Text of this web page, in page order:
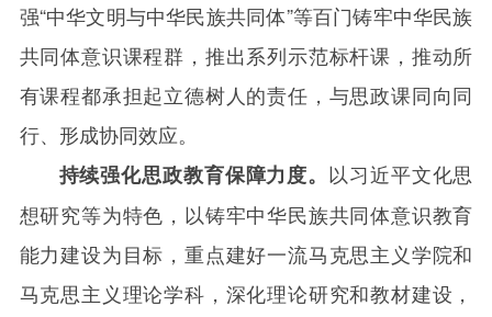
强“中华文明与中华民族共同体”等百门铸牢中华民族
共同体意识课程群，推出系列示范标杆课，推动所
有课程都承担起立德树人的责任，与思政课同向同
行、形成协同效应。
持续强化思政教育保障力度。 以习近平文化思
想研究等为特色，以铸牢中华民族共同体意识教育
能力建设为目标，重点建好一流马克思主义学院和
马克思主义理论学科，深化理论研究和教材建设，